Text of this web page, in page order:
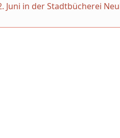
in der Stadtbücherei